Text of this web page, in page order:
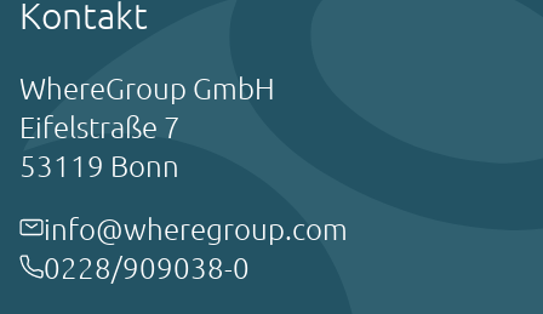
Kontakt
WhereGroup GmbH
Eifelstraße 7
53119 Bonn
info@wheregroup.com
0228/909038-0